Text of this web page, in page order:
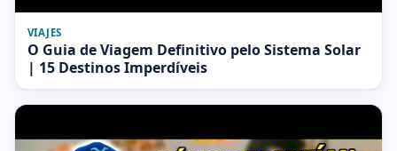
VIAJES
O Guia de Viagem Definitivo pelo Sistema Solar
| 15 Destinos Imperdíveis